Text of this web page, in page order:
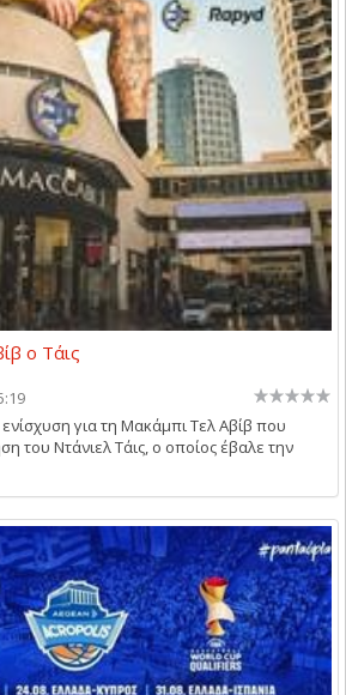
ο Τάις
για τη Μακάμπι Τελ Αβίβ που
του Ντάνιελ Τάις, ο οποίος έβαλε την